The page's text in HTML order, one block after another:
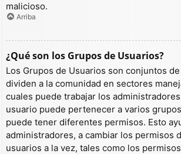
malicioso.
Arriba
¿Qué son los Grupos de Usuarios?
Los Grupos de Usuarios son conjuntos
dividen a la comunidad en sectores
cuales puede trabajar los
usuario puede pertenecer a varios
puede tener diferentes permisos. Esto
administradores, a cambiar los permisos
usuarios a la vez, tales como los